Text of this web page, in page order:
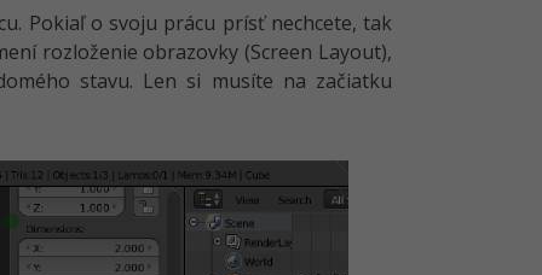
Pokiaľ o svoju prácu prísť nechcete, tak
rozloženie obrazovky (Screen Layout),
stavu. Len si musíte na začiatku